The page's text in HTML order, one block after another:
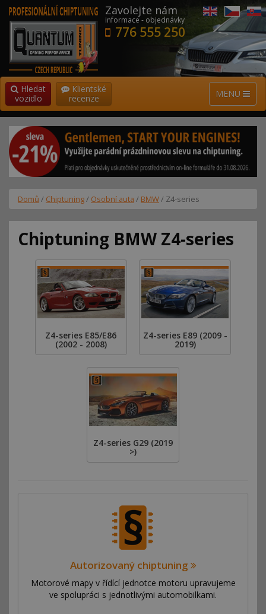
Zavolejte nám
informace - objednávky
776 555 250
MENU
Hledat
vozidlo
Klientské
recenze
Domů / Chiptuning/ Osobní auta / BMW/ Z4-series
Chiptuning BMW Z4-series
Z4-series E85/E86
(2002 - 2008)
Z4-series E89 (2009 -
2019)
Z4-series G29 (2019
>)
Autorizovaný chiptuning
Motorové mapy v řídící jednotce motoru upravujeme
ve spolupráci s jednotlivými automobilkami.